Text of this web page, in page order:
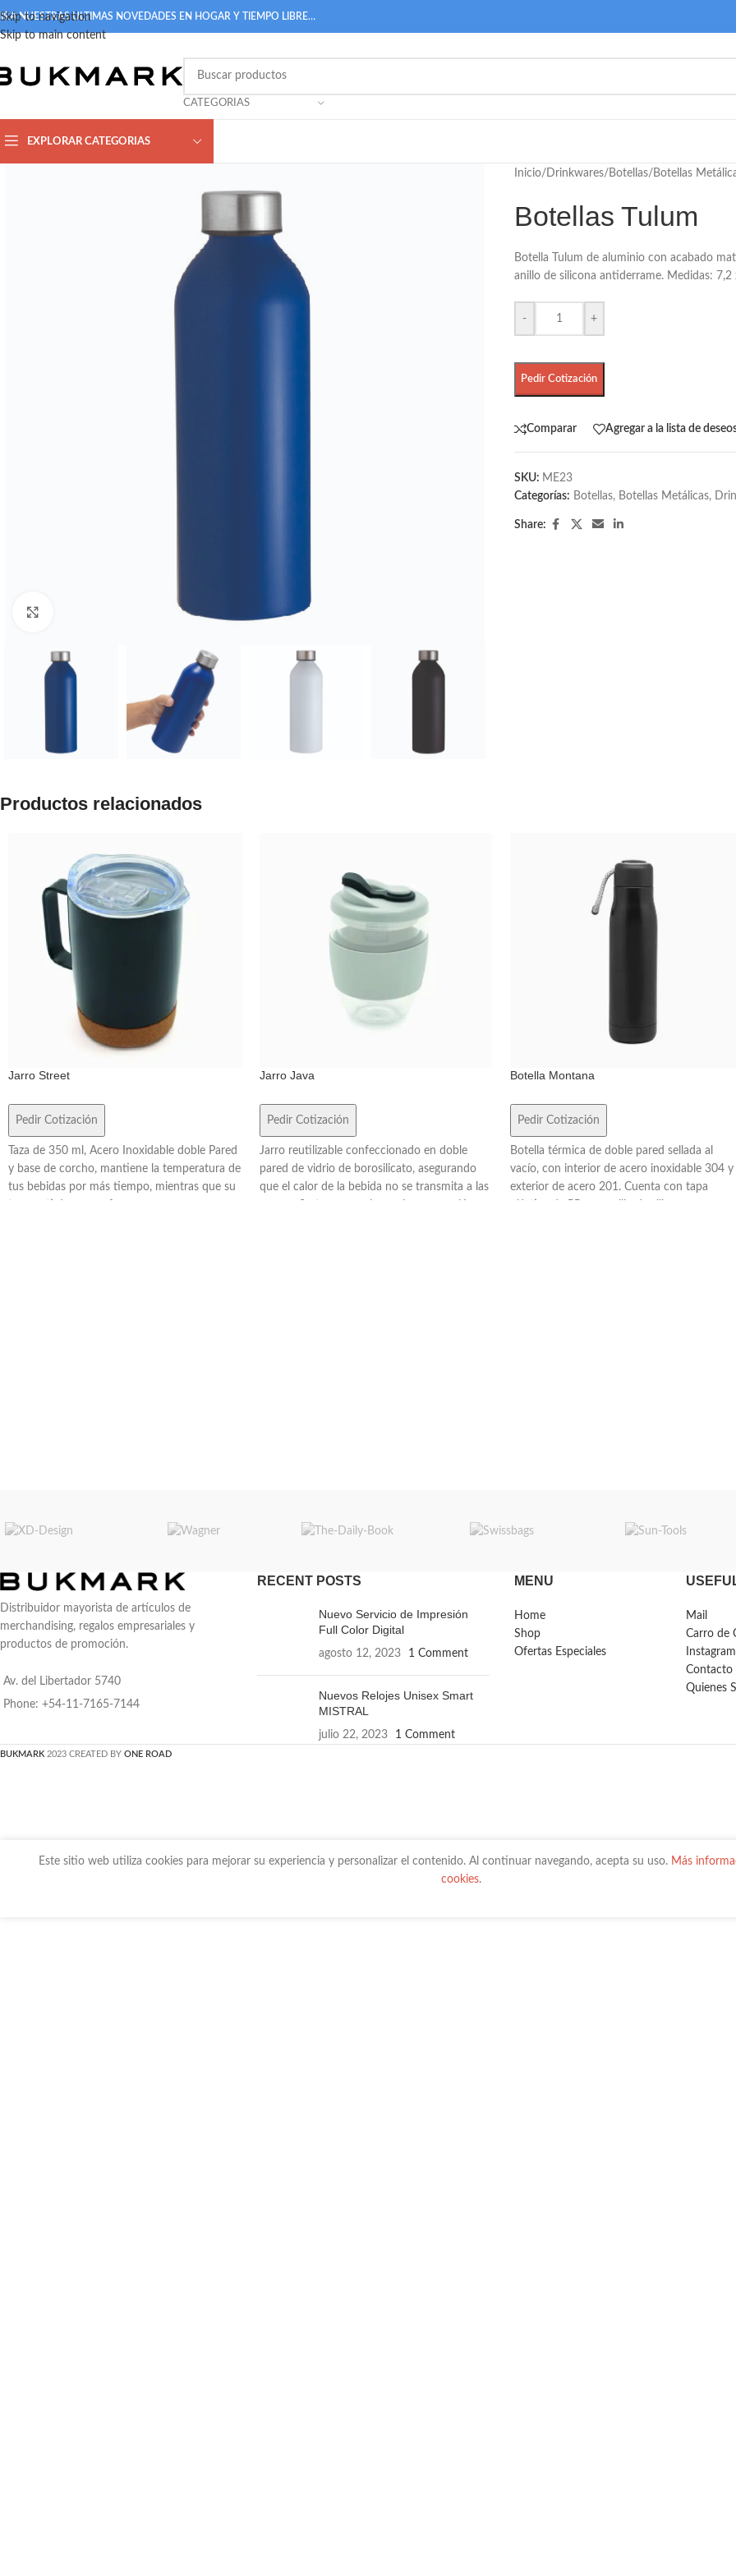
Skip to navigation
Skip to main content
NUESTRAS ULTIMAS NOVEDADES EN HOGAR Y TIEMPO LIBRE…
CATEGORIAS
EXPLORAR CATEGORIAS
Inicio/ Drinkwares/ Botellas/ Botellas
Botellas Tulum
Botella Tulum de aluminio con acabado
anillo de silicona antiderrame. Medidas:
- +
Pedir Cotización
Comparar Agregar a la lista de
SKU: ME23
Categorías: Botellas, Botellas Metálicas,
Share:
Productos relacionados
Jarro Street
Pedir Cotización
Taza de 350 ml, Acero Inoxidable doble Pared
y base de corcho, mantiene la temperatura de
tus bebidas por más tiempo, mientras que su
Jarro Java
Pedir Cotización
Jarro reutilizable confeccionado en doble
pared de vidrio de borosilicato, asegurando
que el calor de la bebida no se transmita a las
Botella Montana
Pedir Cotización
Botella térmica de doble pared sellada al
vacío, con interior de acero inoxidable 304 y
exterior de acero 201. Cuenta con tapa
Distribuidor mayorista de artículos de
merchandising, regalos empresariales y
productos de promoción.
Av. del Libertador 5740
Phone: +54-11-7165-7144
RECENT POSTS
Nuevo Servicio de Impresión
Full Color Digital
agosto 12, 2023 1 Comment
Nuevos Relojes Unisex Smart
MISTRAL
julio 22, 2023 1 Comment
MENU
Home
Shop
Ofertas Especiales
Mail
Carro de
Instagram
Contacto
Quienes
BUKMARK 2023 CREATED BY ONE ROAD
Este sitio web utiliza cookies para mejorar su experiencia y personalizar el contenido. Al continuar navegando, acepta su uso. Más
cookies.